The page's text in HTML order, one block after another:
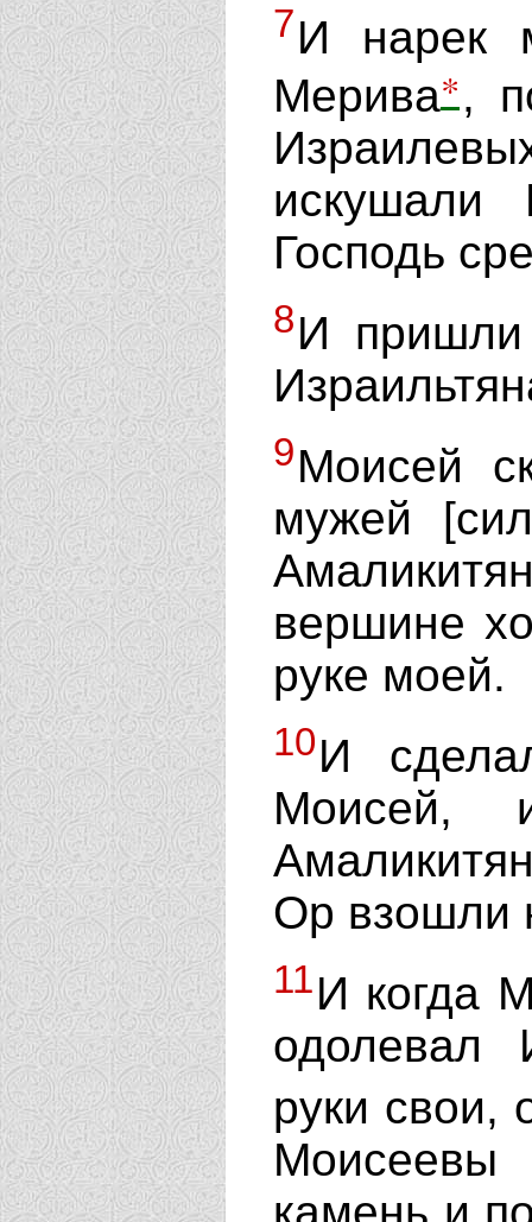
7И нарек
Мерива*,
искушали
Господь
8И пришли
9Моисей
мужей
вершине
руке моей.
10И
Моисей,
Ор взошли
11И когда
одолевал
руки свои,
Моисеевы